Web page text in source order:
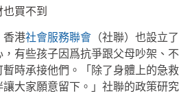
買不到
香港社會服務聯會 （社聯）也設立了
有些孩子因爲抗爭跟父母吵架、不
時承接他們。「除了身體上的急救
大家願意留下。」社聯的政策研究